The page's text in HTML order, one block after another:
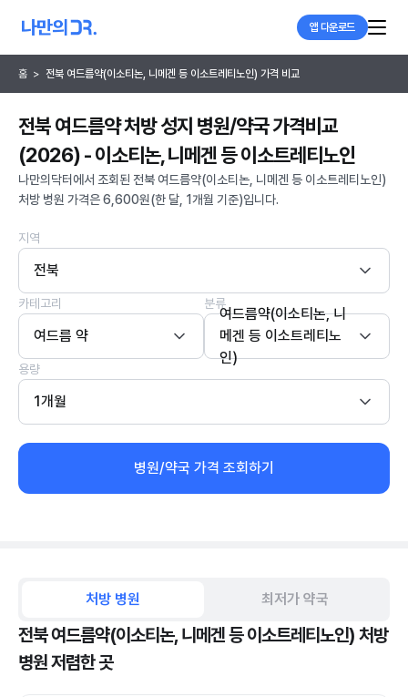
앱 다운로드
홈 > 전북 여드름약(이소티논, 니메겐 등 이소트레티노인) 가격 비교
전북 여드름약 처방 성지 병원/약국 가격비교
(2026) - 이소티논, 니메겐 등 이소트레티노인
나만의닥터에서 조회된 전북 여드름약(이소티논, 니메겐 등 이소트레티노인)
처방 병원 가격은 6,600원(한 달, 1개월 기준)입니다.
지역
전북
카테고리
여드름 약
분류
여드름약(이소티논, 니
메겐 등 이소트레티노
인)
용량
1개월
병원/약국 가격 조회하기
처방 병원 최저가 약국
전북 여드름약(이소티논, 니메겐 등 이소트레티노인) 처방
병원 저렴한 곳